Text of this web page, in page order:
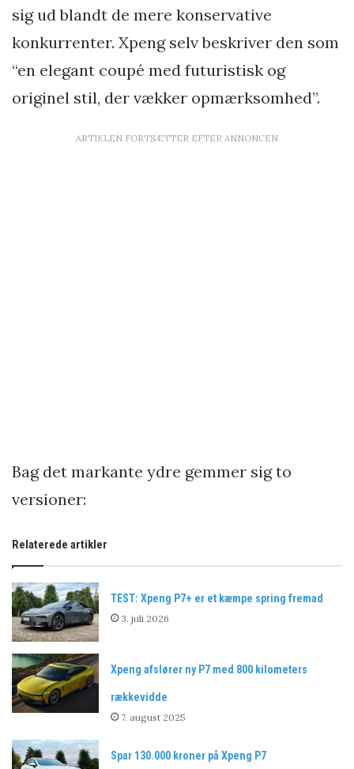
sig ud blandt de mere konservative
konkurrenter. Xpeng selv beskriver den som
“en elegant coupé med futuristisk og
originel stil, der vækker opmærksomhed”.
ARTIKLEN FORTSÆTTER EFTER ANNONCEN
Bag det markante ydre gemmer sig to
versioner:
Relaterede artikler
TEST: Xpeng P7+ er et kæmpe spring fremad
3. juli 2026
Xpeng afslører ny P7 med 800 kilometers
rækkevidde
7. august 2025
Spar 130.000 kroner på Xpeng P7